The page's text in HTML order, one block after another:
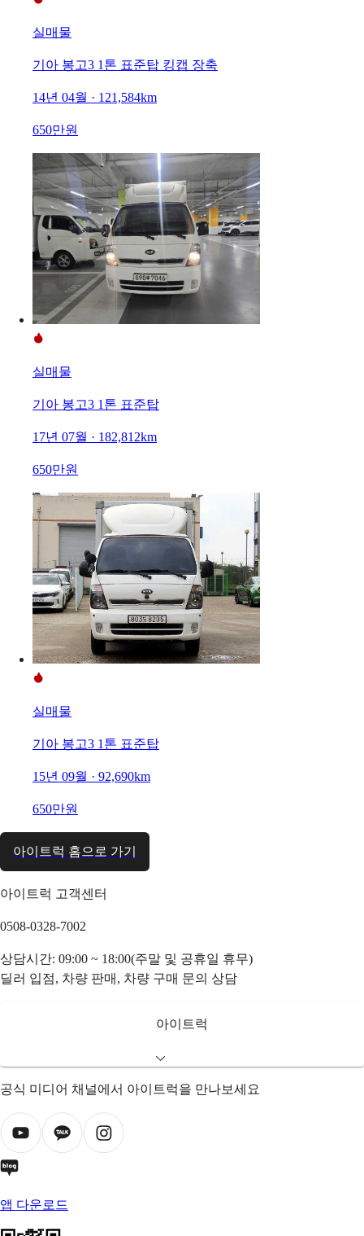
실매물
기아 봉고3 1톤 표준탑 킹캡 장축
14년 04월 · 121,584km
650만원
실매물
기아 봉고3 1톤 표준탑
17년 07월 · 182,812km
650만원
실매물
기아 봉고3 1톤 표준탑
15년 09월 · 92,690km
650만원
아이트럭 홈으로 가기
아이트럭 고객센터
0508-0328-7002
상담시간: 09:00 ~ 18:00(주말 및 공휴일 휴무)
딜러 입점, 차량 판매, 차량 구매 문의 상담
아이트럭
공식 미디어 채널에서 아이트럭을 만나보세요
앱 다운로드